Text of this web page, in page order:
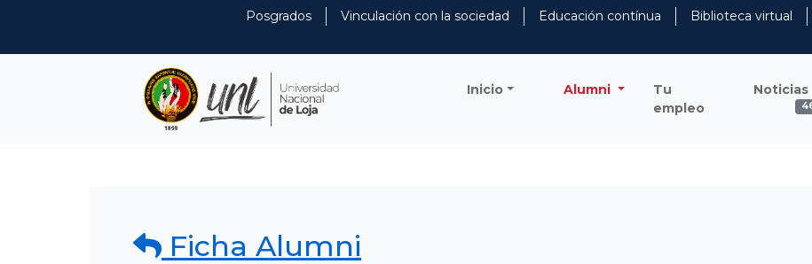
Posgrados Vinculación con la sociedad Educación contínua
Biblioteca virtual
Inicio Alumni
Tu
empleo
Noticias
Ficha Alumni